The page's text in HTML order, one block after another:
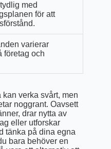
med
för att
varierar
företag och
kan verka svårt, men
noggrant. Oavsett
drar nytta av
eller utforskar
tänka på dina egna
bara behöver en